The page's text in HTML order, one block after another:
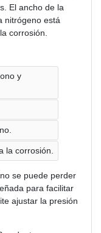
El ancho de la
nitrógeno está
corrosión.
y
la corrosión.
se puede perder
para facilitar
ajustar la presión